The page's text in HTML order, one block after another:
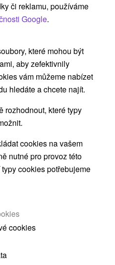
akci(3)
pobyty(1)
termín
či reklamu, používáme
Google.
které mohou být
aby zefektivnily
vám můžeme nabízet
hledáte a chcete najít.
rozhodnout, které typy
cookies na vašem
nutné pro provoz této
cookies potřebujeme
cookies